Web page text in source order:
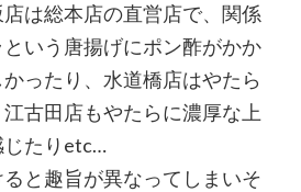
は総本店の直営店で、関係
いう唐揚げにポン酢がかか
ったり、水道橋店はやたら
古田店もやたらに濃厚な上
じたりetc…
と趣旨が異なってしまいそ